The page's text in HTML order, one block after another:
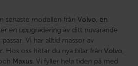
senaste modellen från Volvo, en
en uppgradering av ditt nuvarande
Vi har alltid massor av
Hos oss hittar du nya bilar från Volvo,
Maxus. Vi fyller hela tiden på med